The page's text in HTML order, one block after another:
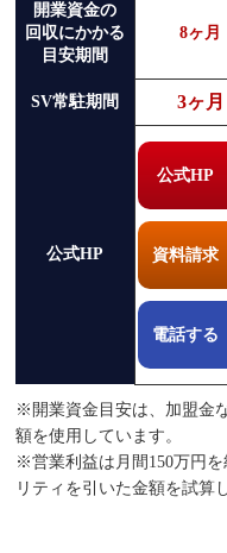
開業資金の
回収にかかる
目安期間
8ヶ月
SV常駐期間 3ヶ月
公式HP
公式HP
資料請求
電話する
※開業資金目安は、加盟金
額を使用しています。
※営業利益は月間150万円
リティを引いた金額を試算